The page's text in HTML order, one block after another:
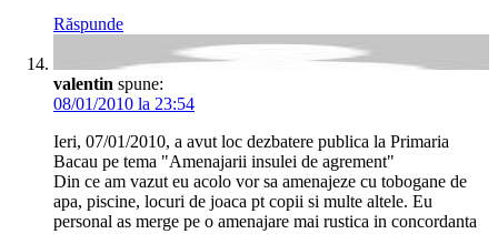
Răspunde
valentin spune:
08/01/2010 la 23:54
Ieri, 07/01/2010, a avut loc dezbatere publica la Primaria
Bacau pe tema "Amenajarii insulei de agrement"
Din ce am vazut eu acolo vor sa amenajeze cu tobogane de
apa, piscine, locuri de joaca pt copii si multe altele. Eu
personal as merge pe o amenajare mai rustica in concordanta